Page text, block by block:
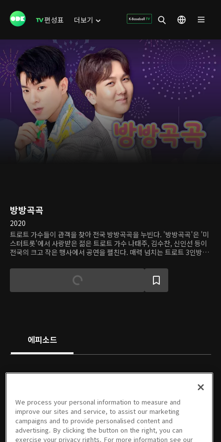
편성표 더보기
방방곡곡
2020
트로트 가수들이 관객을 찾아 전국 방방곡곡을 누빈다. '방방곡곡'은 '미
스터트롯'에서 사랑받은 젊은 트로트 가수 나태주, 김수찬, 신인선 등이
전국의 크고 작은 행사에서 공연을 펼친다. 매력 넘치는 트로트 3인방이
이 진행을 맡는다.
에피소드
01회
10/18/2020 • 46분
02회
10/25/2020 • 48분
03회
11/01/2020 • 47분
04회
11/08/2020 • 48분
05회
11/15/2020 • 47분
We process your personal information to measure and
improve our sites and service, to assist our marketing
campaigns and to provide personalised content and
advertising. By clicking the button on the right, you can
exercise your privacy rights. For more information see our